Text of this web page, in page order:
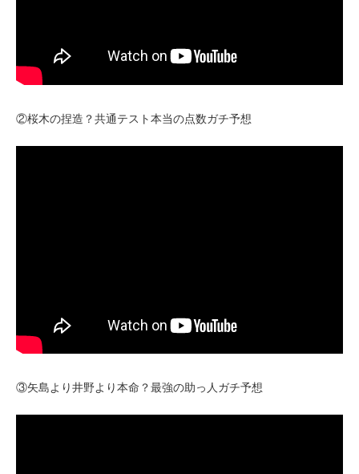
②桜木の捏造？共通テスト本当の点数ガチ予想
③矢島より井野より本命？最強の助っ人ガチ予想